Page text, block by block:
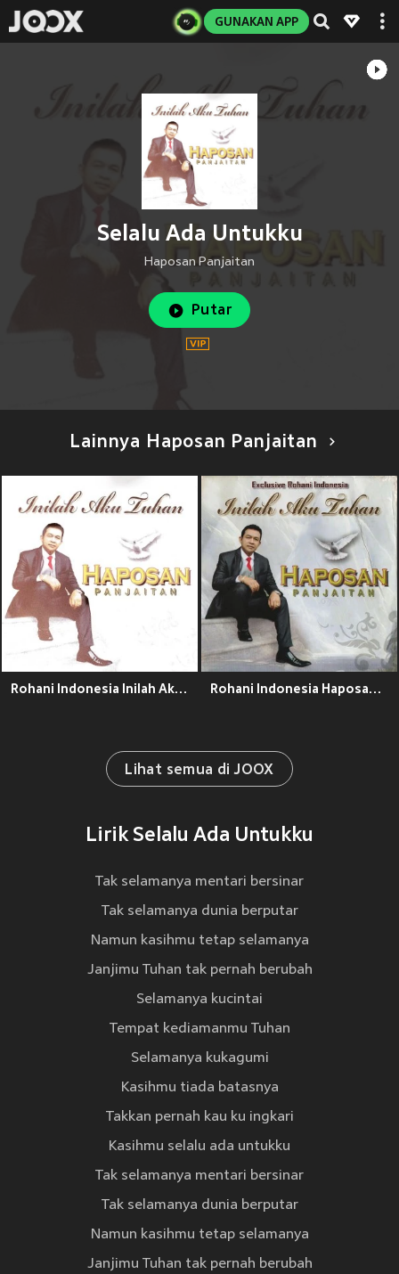
GUNAKAN APP
Selalu Ada Untukku
Haposan Panjaitan
Putar
Lainnya Haposan Panjaitan
Rohani Indonesia Inilah Aku Tuhan Rohani Indonesia Haposan Panjaitan Inilah Aku Tuhan
Lihat semua di JOOX
Lirik Selalu Ada Untukku
Tak selamanya mentari bersinar
Tak selamanya dunia berputar
Namun kasihmu tetap selamanya
Janjimu Tuhan tak pernah berubah
Selamanya kucintai
Tempat kediamanmu Tuhan
Selamanya kukagumi
Kasihmu tiada batasnya
Takkan pernah kau ku ingkari
Kasihmu selalu ada untukku
Tak selamanya mentari bersinar
Tak selamanya dunia berputar
Namun kasihmu tetap selamanya
Janjimu Tuhan tak pernah berubah